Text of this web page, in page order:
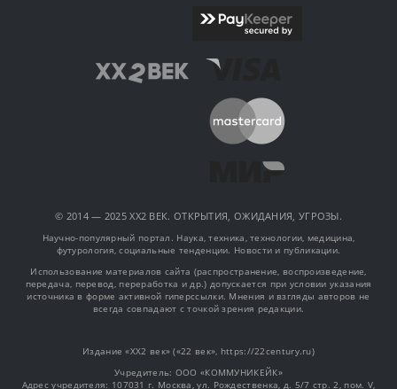
© 2014 — 2025 XX2 ВЕК. ОТКРЫТИЯ, ОЖИДАНИЯ, УГРОЗЫ.
Научно-популярный портал. Наука, техника, технологии, медицина,
футурология, социальные тенденции. Новости и публикации.
Использование материалов сайта (распространение, воспроизведение,
передача, перевод, переработка и др.) допускается при условии указания
источника в форме активной гиперссылки. Мнения и взгляды авторов не
всегда совпадают с точкой зрения редакции.
Издание «XX2 век» («22 век», https://22century.ru)
Учредитель: OOO «КОММУНИКЕЙК»
Адрес учредителя: 107031 г. Москва, ул. Рождественка, д. 5/7 стр. 2, пом. V,